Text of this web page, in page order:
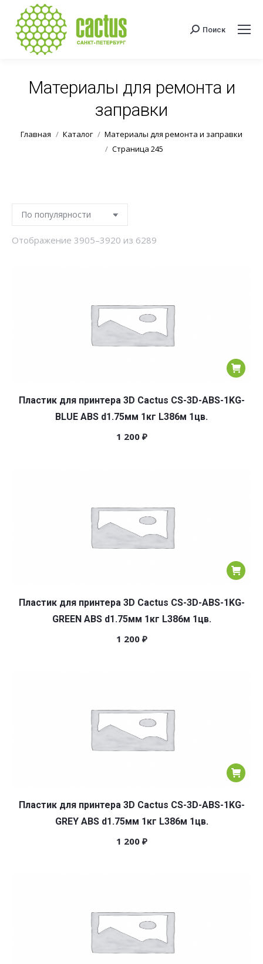
Поиск:
Поиск
Материалы для ремонта и
заправки
Вы здесь:
Главная Каталог
Материалы для ремонта и заправки
Страница 245
Отображение 3905–3920 из 6289
Пластик для принтера 3D Cactus CS-3D-ABS-1KG-
BLUE ABS d1.75мм 1кг L386м 1цв.
1 200 ₽
Пластик для принтера 3D Cactus CS-3D-ABS-1KG-
GREEN ABS d1.75мм 1кг L386м 1цв.
1 200 ₽
Пластик для принтера 3D Cactus CS-3D-ABS-1KG-
GREY ABS d1.75мм 1кг L386м 1цв.
1 200 ₽